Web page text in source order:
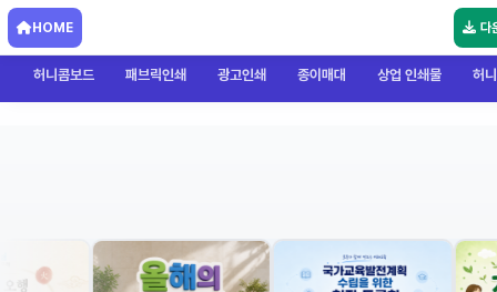
HOME 다
허니콤보드 패브릭인쇄 광고인쇄 종이매대 상업 인쇄물 허